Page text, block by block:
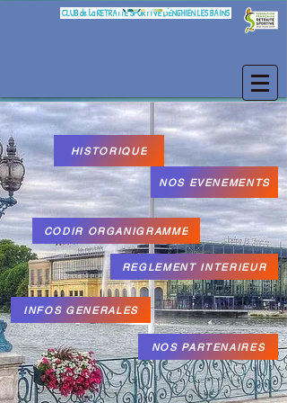
CLUB de la RETRAITE SPORTIVE D'ENGHIEN LES BAINS
HISTORIQUE
NOS EVENEMENTS
CODIR ORGANIGRAMME
REGLEMENT INTERIEUR
INFOS GENERALES
NOS PARTENAIRES